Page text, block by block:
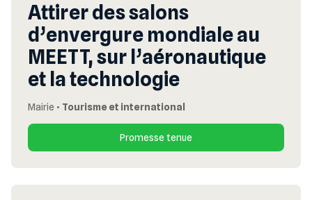
Attirer des salons
d’envergure mondiale au
MEETT, sur l’aéronautique
et la technologie
Mairie • Tourisme et international
Promesse tenue